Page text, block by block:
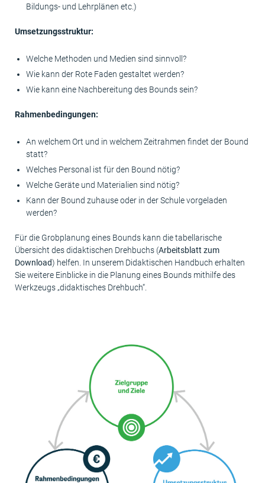
Bildungs- und Lehrplänen etc.)
Umsetzungsstruktur:
Welche Methoden und Medien sind sinnvoll?
Wie kann der Rote Faden gestaltet werden?
Wie kann eine Nachbereitung des Bounds sein?
Rahmenbedingungen:
An welchem Ort und in welchem Zeitrahmen findet der Bound
statt?
Welches Personal ist für den Bound nötig?
Welche Geräte und Materialien sind nötig?
Kann der Bound zuhause oder in der Schule vorgeladen
werden?
Für die Grobplanung eines Bounds kann die tabellarische
Übersicht des didaktischen Drehbuchs (Arbeitsblatt zum
Download) helfen. In unserem Didaktischen Handbuch erhalten
Sie weitere Einblicke in die Planung eines Bounds mithilfe des
Werkzeugs „didaktisches Drehbuch“.